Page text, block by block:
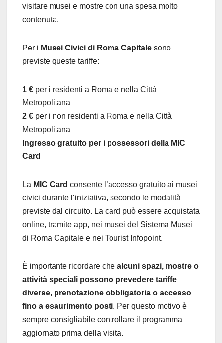
visitare musei e mostre con una spesa molto
contenuta.
Per i Musei Civici di Roma Capitale sono
previste queste tariffe:
1 € per i residenti a Roma e nella Città
Metropolitana
2 € per i non residenti a Roma e nella Città
Metropolitana
Ingresso gratuito per i possessori della MIC
Card
La MIC Card consente l’accesso gratuito ai musei
civici durante l’iniziativa, secondo le modalità
previste dal circuito. La card può essere acquistata
online, tramite app, nei musei del Sistema Musei
di Roma Capitale e nei Tourist Infopoint.
È importante ricordare che alcuni spazi, mostre o
attività speciali possono prevedere tariffe
diverse, prenotazione obbligatoria o accesso
fino a esaurimento posti. Per questo motivo è
sempre consigliabile controllare il programma
aggiornato prima della visita.